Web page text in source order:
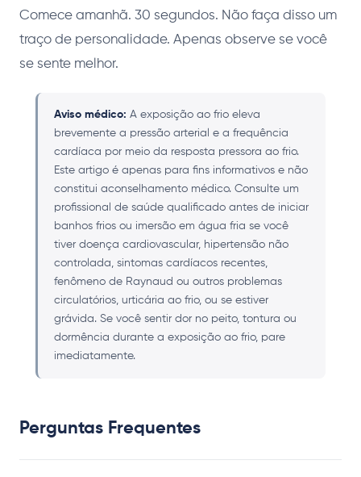
Comece amanhã. 30 segundos. Não faça disso um
traço de personalidade. Apenas observe se você
se sente melhor.
Aviso médico: A exposição ao frio eleva
brevemente a pressão arterial e a frequência
cardíaca por meio da resposta pressora ao frio.
Este artigo é apenas para fins informativos e não
constitui aconselhamento médico. Consulte um
profissional de saúde qualificado antes de iniciar
banhos frios ou imersão em água fria se você
tiver doença cardiovascular, hipertensão não
controlada, sintomas cardíacos recentes,
fenômeno de Raynaud ou outros problemas
circulatórios, urticária ao frio, ou se estiver
grávida. Se você sentir dor no peito, tontura ou
dormência durante a exposição ao frio, pare
imediatamente.
Perguntas Frequentes